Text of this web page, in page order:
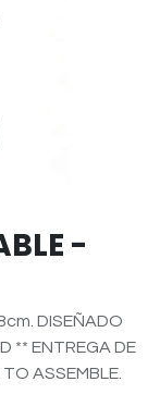
-
DISEÑADO
** ENTREGA DE
ASSEMBLE.